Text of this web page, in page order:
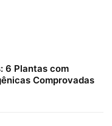
6 Plantas com
Comprovadas